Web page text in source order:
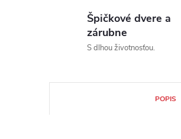
Špičkové dvere a
zárubne
S dlhou životnosťou.
POPIS